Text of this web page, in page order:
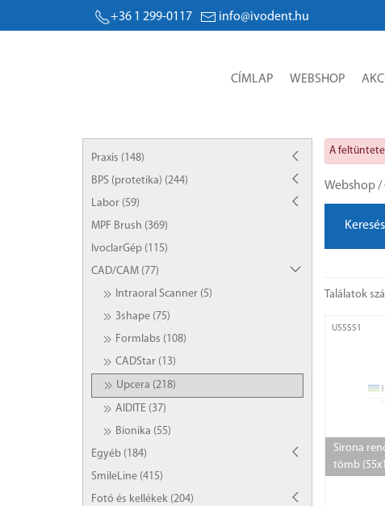
+36 1 299-0117 info@ivodent.hu Árak,
CÍMLAP WEBSHOP
Praxis (148)
BPS (protetika) (244)
Labor (59)
MPF Brush (369)
IvoclarGép (115)
CAD/CAM (77)
Intraoral Scanner (5)
3shape (75)
Formlabs (108)
CADStar (13)
Upcera (218)
AIDITE (37)
Bionika (55)
Egyéb (184)
SmileLine (415)
Fotó és kellékek (204)
A
Webshop/
Keresés
Találatok
U55S51
Sirona
tömb